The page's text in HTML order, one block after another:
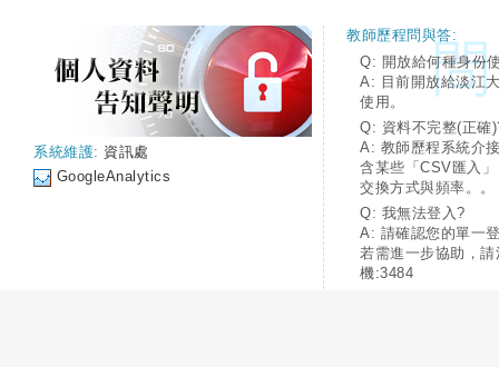
系統維護: 資訊處
GoogleAnalytics
教師歷程問與答:
Q: 開放給何種身份
A: 目前開放給淡江
使用。
Q: 資料不完整(正確
A: 教師歷程系統介
含某些「CSV匯入
交換方式與頻率。。
Q: 我無法登入?
A: 請確認您的單一
若需進一步協助，
機:3484